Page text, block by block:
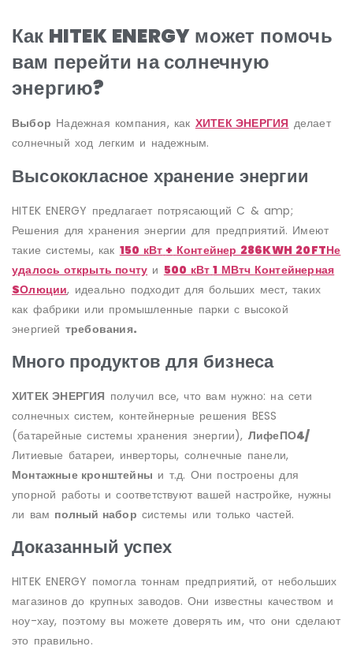
Как HITEK ENERGY может помочь
вам перейти на солнечную
энергию?
Выбор Надежная компания, как ХИТЕК ЭНЕРГИЯ делает
солнечный ход легким и надежным.
Высококласное хранение энергии
HITEK ENERGY предлагает потрясающий C & amp;
Решения для хранения энергии для предприятий. Имеют
такие системы, как 150 кВт + Контейнер 286KWH 20FTНе
удалось открыть почту и 500 кВт 1 МВтч Контейнерная
SОлюции, идеально подходит для больших мест, таких
как фабрики или промышленные парки с высокой
энергией требования.
Много продуктов для бизнеса
ХИТЕК ЭНЕРГИЯ получил все, что вам нужно: на сети
солнечных систем, контейнерные решения BESS
(батарейные системы хранения энергии), ЛифеПО4/
Литиевые батареи, инверторы, солнечные панели,
Монтажные кронштейны и т.д. Они построены для
упорной работы и соответствуют вашей настройке, нужны
ли вам полный набор системы или только частей.
Доказанный успех
HITEK ENERGY помогла тоннам предприятий, от небольших
магазинов до крупных заводов. Они известны качеством и
ноу-хау, поэтому вы можете доверять им, что они сделают
это правильно.